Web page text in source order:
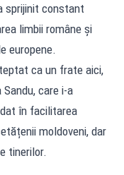
sprijinit constant
limbii române și
europene.
ca un frate aici,
care i-a
în facilitarea
moldoveni, dar
tinerilor.